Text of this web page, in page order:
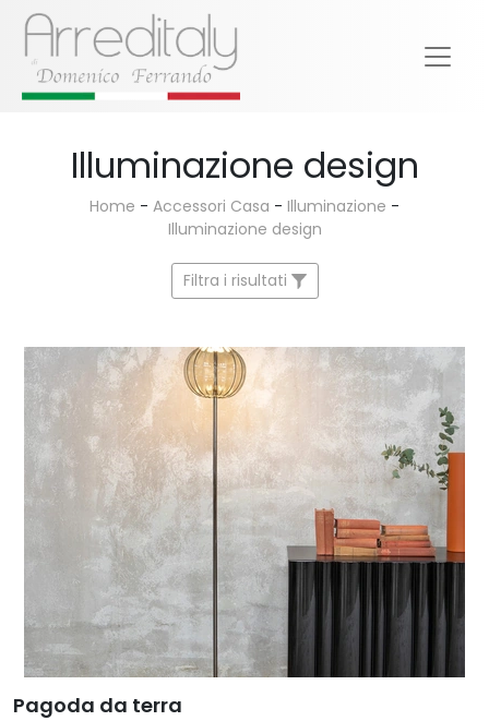
Illuminazione design
Home - Accessori Casa - Illuminazione -
Illuminazione design
Filtra i risultati
Pagoda da terra